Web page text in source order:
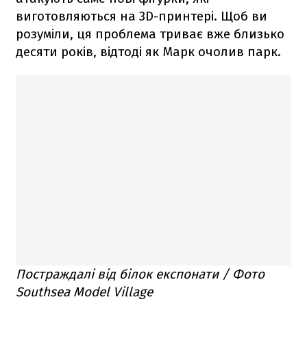
виготовляються на 3D-принтері. Щоб ви
розуміли, ця проблема триває вже близько
десяти років, відтоді як Марк очолив парк.
Постраждалі від білок експонати / Фото
Southsea Model Village